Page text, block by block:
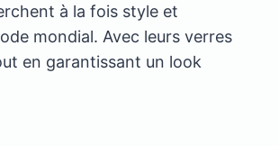
à la fois style et
mondial. Avec leurs verres
en garantissant un look